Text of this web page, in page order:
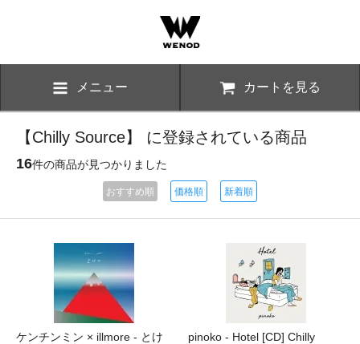
メニュー カートを見る
【Chilly Source】 に登録されている商品
16件の商品が見つかりました
おすすめ順 価格順 新着順
ケンチンミン × illmore - とけ
pinoko - Hotel [CD] Chilly